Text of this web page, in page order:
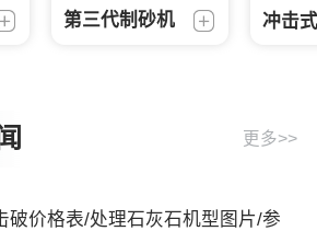
第三代制砂机 冲击
更多>>
破价格表/处理石灰石机型图片/参